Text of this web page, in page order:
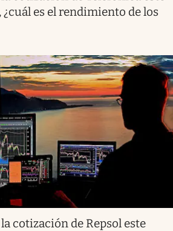
¿cuál es el rendimiento de los
cotización de Repsol este